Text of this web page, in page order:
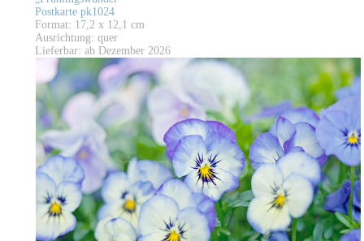
Postkarte pk1024
Format: 17,2 x 12,1 cm
Ausrichtung: quer
Lieferbar: ab Dezember 2026